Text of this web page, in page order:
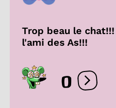
Trop beau le
l'ami des As!!!
0 Ouvrir